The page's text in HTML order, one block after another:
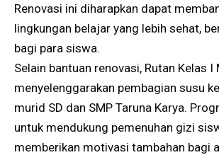
Renovasi ini diharapkan dapat
lingkungan belajar yang lebih sehat,
bagi para siswa.
Selain bantuan renovasi, Rutan Kelas I
menyelenggarakan pembagian susu
murid SD dan SMP Taruna Karya.
untuk mendukung pemenuhan gizi
memberikan motivasi tambahan bagi